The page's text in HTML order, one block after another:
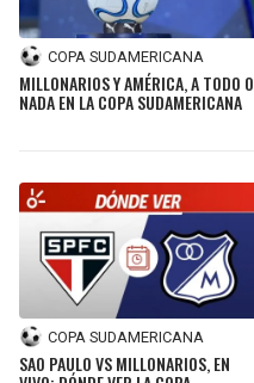
COPA SUDAMERICANA
MILLONARIOS Y AMÉRICA, A TODO O
NADA EN LA COPA SUDAMERICANA
COPA SUDAMERICANA
SAO PAULO VS MILLONARIOS, EN